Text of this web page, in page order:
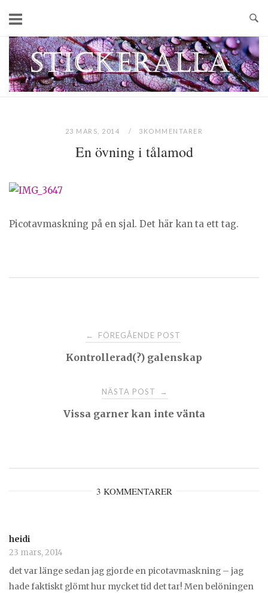
content
Home
23 MARS, 2014 3KOMMENTARER
En övning i tålamod
Picotavmaskning på en sjal. Det här kan ta ett tag.
navigation
← FÖREGÅENDE POST
Kontrollerad(?) galenskap
NÄSTA POST →
Vissa garner kan inte vänta
3 KOMMENTARER
heidi
23 mars, 2014
det var länge sedan jag gjorde en picotavmaskning – jag
hade faktiskt glömt hur mycket tid det tar! Men belöningen